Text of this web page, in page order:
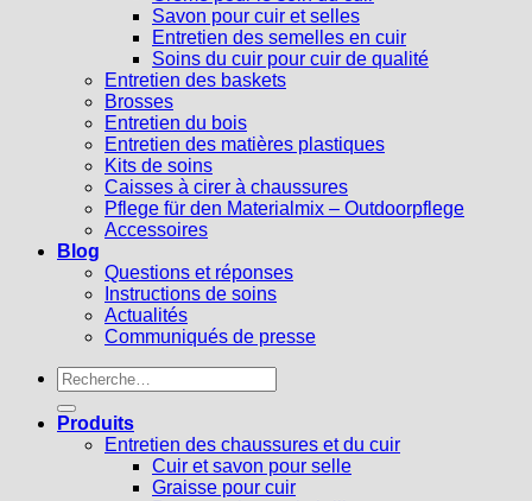
Savon pour cuir et selles
Entretien des semelles en cuir
Soins du cuir pour cuir de qualité
Entretien des baskets
Brosses
Entretien du bois
Entretien des matières plastiques
Kits de soins
Caisses à cirer à chaussures
Pflege für den Materialmix – Outdoorpflege
Accessoires
Blog
Questions et réponses
Instructions de soins
Actualités
Communiqués de presse
Recherche
pour :
Produits
Entretien des chaussures et du cuir
Cuir et savon pour selle
Graisse pour cuir